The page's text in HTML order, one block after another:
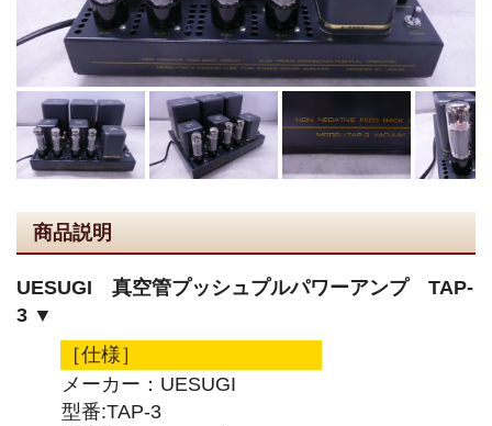
商品説明
UESUGI 真空管プッシュプルパワーアンプ TAP-
3 ▼
［仕様］
メーカー：UESUGI
型番:TAP-3